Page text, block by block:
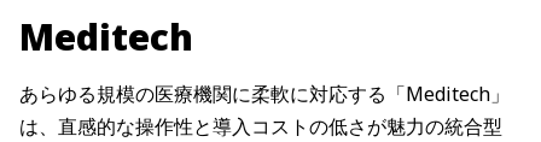
Meditech
あらゆる規模の医療機関に柔軟に対応する「Meditech」
は、直感的な操作性と導入コストの低さが魅力の統合型